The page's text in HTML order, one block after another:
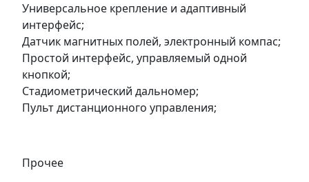
Универсальное крепление и адаптивный
интерфейс;
Датчик магнитных полей, электронный компас;
Простой интерфейс, управляемый одной
кнопкой;
Стадиометрический дальномер;
Пульт дистанционного управления;
Прочее